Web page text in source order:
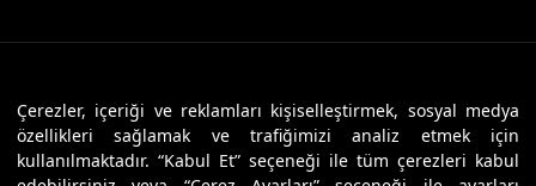
Çerezler, içeriği ve reklamları kişiselleştirmek, sosyal medya
özellikleri sağlamak ve trafiğimizi analiz etmek için
kullanılmaktadır. “Kabul Et” seçeneği ile tüm çerezleri kabul